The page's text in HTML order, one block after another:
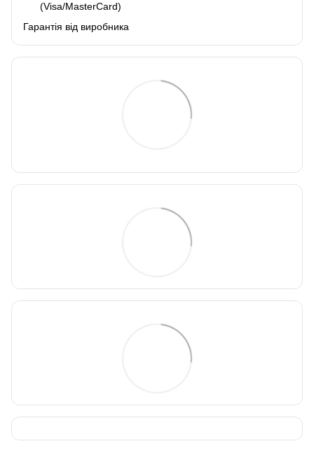
(Visa/MasterCard)
Гарантія від виробника